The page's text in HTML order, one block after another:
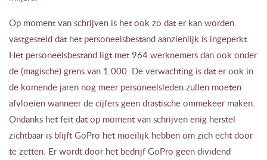
Op moment van schrijven is het ook zo dat er kan worden
vastgesteld dat het personeelsbestand aanzienlijk is ingeperkt.
Het personeelsbestand ligt met 964 werknemers dan ook onder
de (magische) grens van 1.000. De verwachting is dat er ook in
de komende jaren nog meer personeelsleden zullen moeten
afvloeien wanneer de cijfers geen drastische ommekeer maken.
Ondanks het feit dat op moment van schrijven enig herstel
zichtbaar is blijft GoPro het moeilijk hebben om zich echt door
te zetten. Er wordt door het bedrijf GoPro geen dividend